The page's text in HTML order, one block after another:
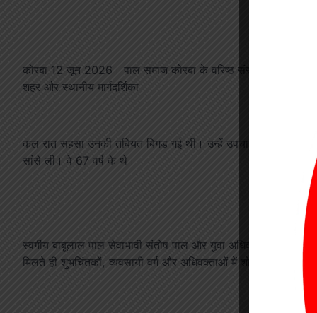
कोरबा 12 जून 2026। पाल समाज कोरबा के वरिष्ठ संरक्षक और प्रयाग
शहर और स्थानीय मार्गदर्शिका
कल रात सहसा उनकी तबियत बिगड गई थी। उन्हें उपचार के लिए तत्काल
सांसे ली। वे 67 वर्ष के थे।
स्वर्गीय बाबूलाल पाल सेवाभावी संतोष पाल और युवा अधिवक्ता अशोक
मिलते ही शुभचिंतकों, व्यवसायी वर्ग और अधिवक्ताओं में शोक व्याप्त हो गया।